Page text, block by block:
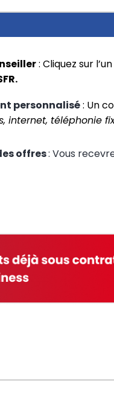
: Cliquez sur
personnalisé : Un
internet, téléphonie
offres: Vous